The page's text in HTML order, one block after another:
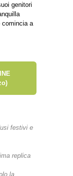
genitori
comincia a
festivi e
replica
la